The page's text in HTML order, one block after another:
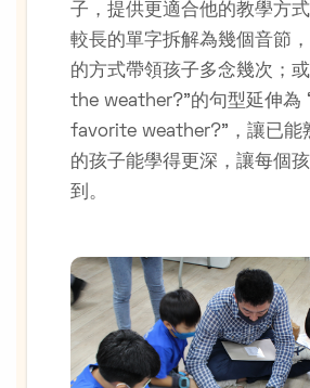
子，提供更適合他的教學方
較長的單字拆解為幾個音節
的方式帶領孩子多念幾次；或
the weather?”的句型延伸為
favorite weather?”，讓已能
的孩子能學得更深，讓每個
到。